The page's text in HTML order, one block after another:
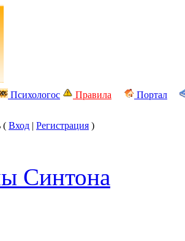
Психологос Правила Портал
( Вход | Регистрация )
Синтона